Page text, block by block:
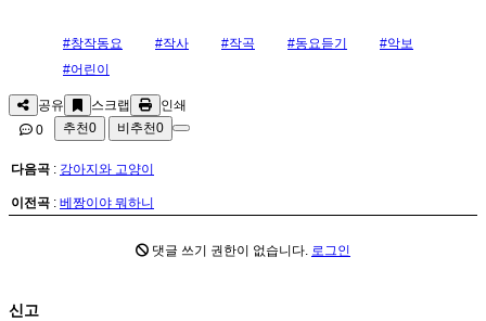
#창작동요 #작사 #작곡 #동요듣기
#악보
#어린이
공유 스크랩
인쇄
0
추천0 비추천0
다음곡 : 강아지와 고양이
이전곡 : 베짱이야 뭐하니
댓글 쓰기 권한이 없습니다. 로그인
신고